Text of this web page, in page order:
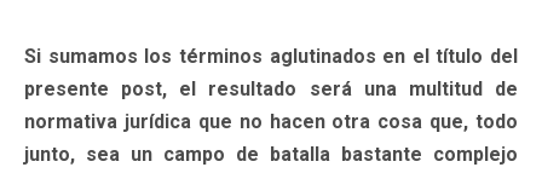
Si sumamos los términos aglutinados en el título del
presente post, el resultado será una multitud de
normativa jurídica que no hacen otra cosa que, todo
junto, sea un campo de batalla bastante complejo